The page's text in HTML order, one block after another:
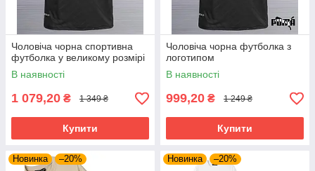
Чоловіча чорна спортивна
футболка у великому розмірі
В наявності
1 079,20 ₴ 1 349 ₴
Купити
Чоловіча чорна футболка з
логотипом
В наявності
999,20 ₴ 1 249 ₴
Купити
Новинка –20% Новинка –20%